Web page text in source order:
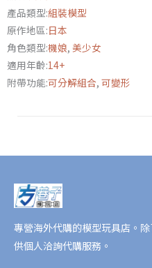
洛
=
普
洛
潘
數
產品類型:組裝模型
原作地區:日本
角色類型:機娘, 美少女
適用年齡:14+
附帶功能:可分解組合, 可變形
專營海外代購的模型玩具店。
供個人洽詢代購服務。